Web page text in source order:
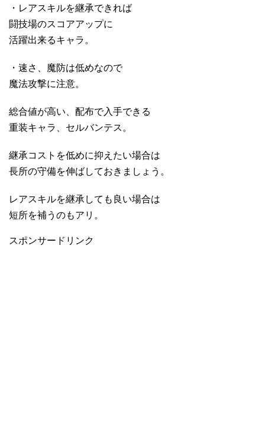
・レアスキルを継承できれば
闘技場のスコアアップに
活躍出来るキャラ。
・速さ、魔防は低めなので
魔法攻撃に注意。
総合値が高い、配布で入手できる
重装キャラ、セルバンテス。
継承コストを低めに抑えたい場合は
長所の守備を伸ばしておきましょう。
レアスキルを継承しても良い場合は
短所を補うのもアリ。
スポンサードリンク